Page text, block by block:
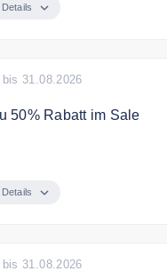
31.08.2026
50% Rabatt im Sale
31.08.2026